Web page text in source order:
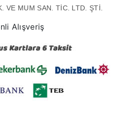
VE MUM SAN. TİC. LTD. ŞTİ.
Alışveriş